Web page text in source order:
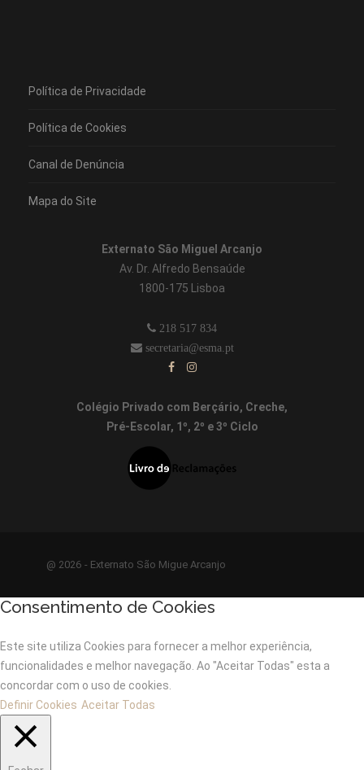
Política de Privacidade
Política de Cookies
Canal de Denúncia
Mapa do Site
Externato São Miguel Arcanjo
Av. Dr. Alfredo Bensaúde
1800-175 Lisboa
218 517 834
secretaria@esma.pt
Colégio Privado com Berçário, Creche,
Pré-Escolar, 1º, 2º e 3º Ciclo
@ 2026 - Externato São Migue Arcanjo
Consentimento de Cookies
Este site utiliza Cookies para fornecer a melhor experiência,
funcionalidades e melhor navegação. Ao "Aceitar Todas" esta a
concordar com o uso de cookies.
Definir Cookies Aceitar Todas